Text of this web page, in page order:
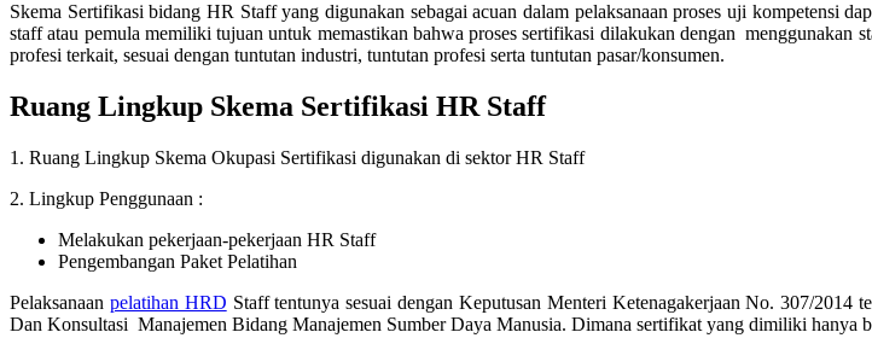
Skema Sertifikasi bidang HR Staff yang digunakan sebagai acuan dalam pelaksanaan proses uji kompetensi
staff atau pemula memiliki tujuan untuk memastikan bahwa proses sertifikasi dilakukan dengan menggunakan
profesi terkait, sesuai dengan tuntutan industri, tuntutan profesi serta tuntutan pasar/konsumen.
Ruang Lingkup Skema Sertifikasi HR Staff
1. Ruang Lingkup Skema Okupasi Sertifikasi digunakan di sektor HR Staff
2. Lingkup Penggunaan :
Melakukan pekerjaan-pekerjaan HR Staff
Pengembangan Paket Pelatihan
Pelaksanaan pelatihan HRD Staff tentunya sesuai dengan Keputusan Menteri Ketenagakerjaan No. 307/
Dan Konsultasi Manajemen Bidang Manajemen Sumber Daya Manusia. Dimana sertifikat yang dimiliki hanya